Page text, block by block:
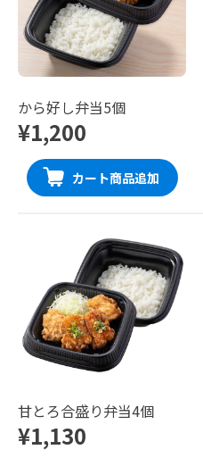
から好し弁当5個
¥1,200
カート商品追加
甘とろ合盛り弁当4個
¥1,130